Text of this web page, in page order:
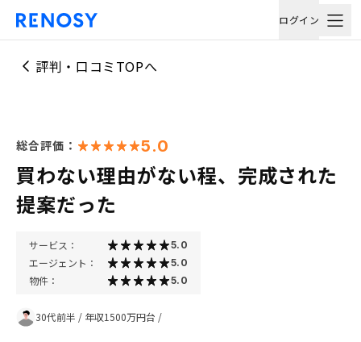
ログイン
評判・口コミTOPへ
総合評価： 5.0
買わない理由がない程、完成された
提案だった
サービス： 5.0
エージェント： 5.0
物件： 5.0
30代前半 / 年収1500万円台 /